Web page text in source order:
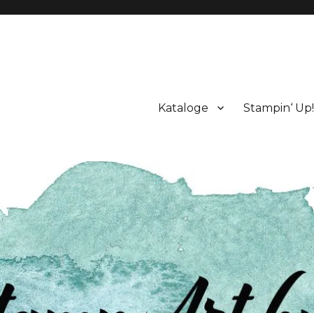
Kataloge Stampin‘ Up!